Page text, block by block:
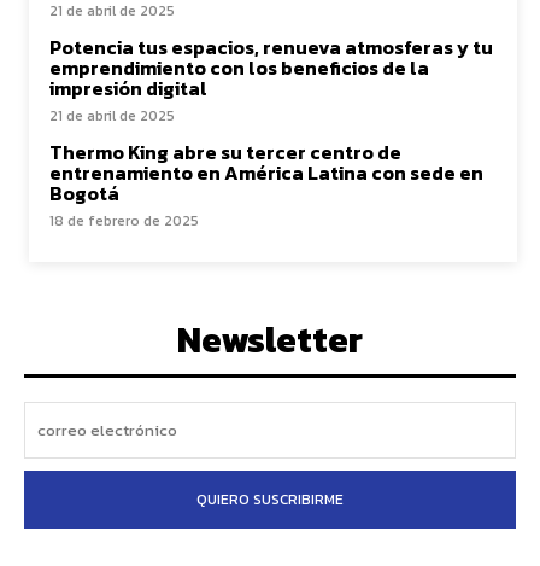
21 de abril de 2025
Potencia tus espacios, renueva atmosferas y tu
emprendimiento con los beneficios de la
impresión digital
21 de abril de 2025
Thermo King abre su tercer centro de
entrenamiento en América Latina con sede en
Bogotá
18 de febrero de 2025
Newsletter
QUIERO SUSCRIBIRME